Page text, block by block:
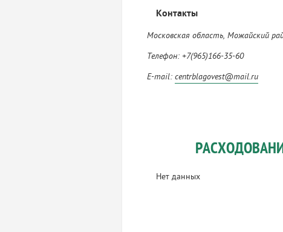
Контакты
Московская область, Можайский
Телефон: +7(965)166-35-60
E-mail:centrblagovest@mail.ru
Нет данных